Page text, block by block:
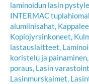
laminoidun lasin
INTERMAC
alumiinisahat,
Kopiojyrsinkoneet,
lastauslaitteet,
koristelu ja painaminen,
poraus, Lasin
Lasinmurskaimet,